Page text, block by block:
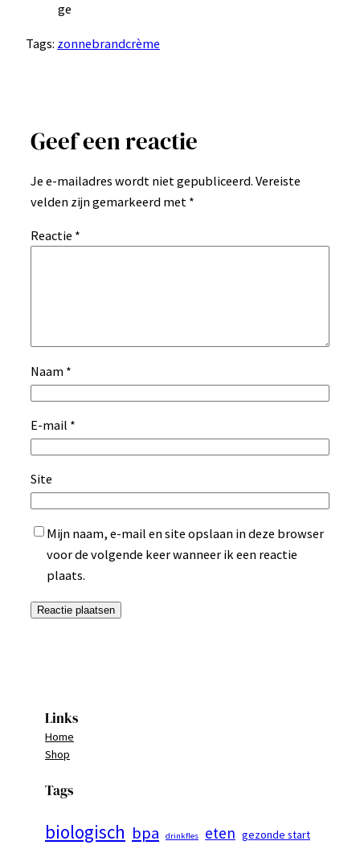
ge
Tags: zonnebrandcrème
Geef een reactie
Je e-mailadres wordt niet gepubliceerd. Vereiste
velden zijn gemarkeerd met *
Reactie *
Naam *
E-mail *
Site
Mijn naam, e-mail en site opslaan in deze browser
voor de volgende keer wanneer ik een reactie
plaats.
Links
Home
Shop
Tags
biologisch bpa drinkfles eten gezonde start